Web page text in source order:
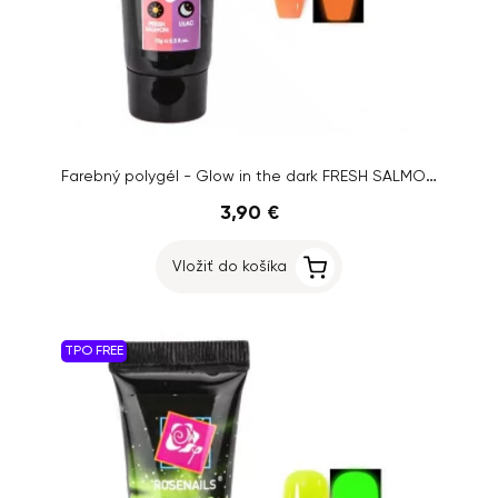
Farebný polygél - Glow in the dark FRESH SALMON/LILAC č.8, 15g
3,90 €
Vložiť do košíka
TPO FREE